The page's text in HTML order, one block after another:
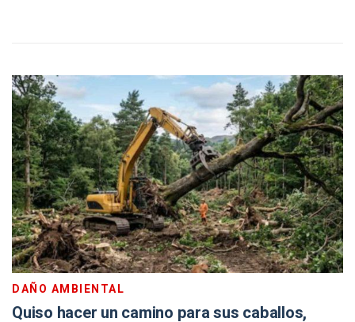
DAÑO AMBIENTAL
Quiso hacer un camino para sus caballos,